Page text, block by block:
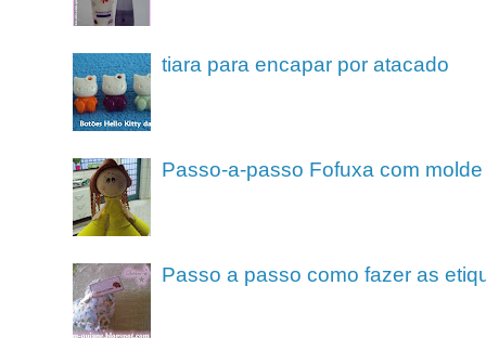
tiara para encapar por atacado
Passo-a-passo Fofuxa com molde
Passo a passo como fazer as